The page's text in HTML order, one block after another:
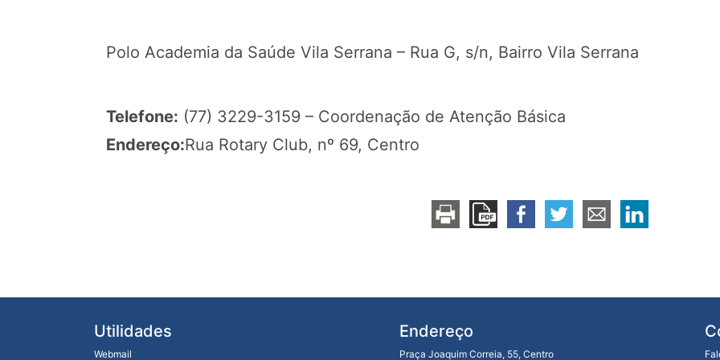
Polo Academia da Saúde Vila Serrana – Rua G, s/n, Bairro Vila Serrana
Telefone: (77) 3229-3159 – Coordenação de Atenção Básica
Endereço:Rua Rotary Club, nº 69, Centro
Utilidades
Webmail
Endereço
Praça Joaquim Correia, 55, Centro